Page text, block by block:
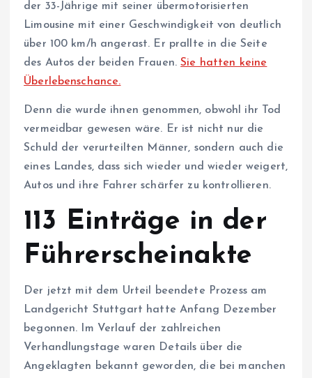
der 33-Jährige mit seiner übermotorisierten
Limousine mit einer Geschwindigkeit von deutlich
über 100 km/h angerast. Er prallte in die Seite
des Autos der beiden Frauen.Sie hatten keine
Überlebenschance.
Denn die wurde ihnen genommen, obwohl ihr Tod
vermeidbar gewesen wäre. Er ist nicht nur die
Schuld der verurteilten Männer, sondern auch die
eines Landes, dass sich wieder und wieder weigert,
Autos und ihre Fahrer schärfer zu kontrollieren.
113 Einträge in der
Führerscheinakte
Der jetzt mit dem Urteil beendete Prozess am
Landgericht Stuttgart hatte Anfang Dezember
begonnen. Im Verlauf der zahlreichen
Verhandlungstage waren Details über die
Angeklagten bekannt geworden, die bei manchen